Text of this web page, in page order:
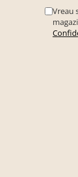
Paturi
Banci gradina si
Vreau